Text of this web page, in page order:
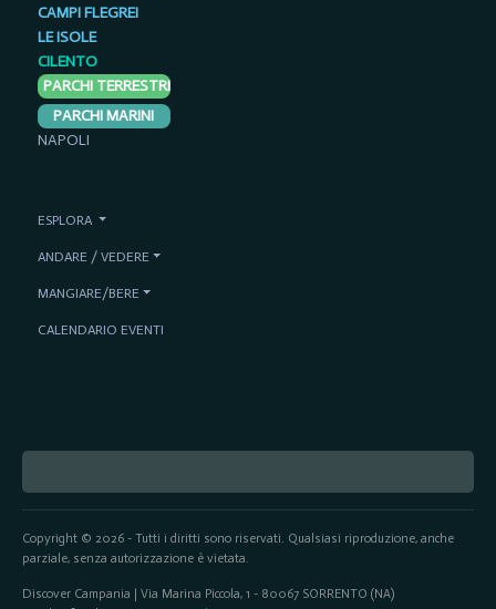
Copyright © 2026 - Tutti i diritti sono riservati. Qualsiasi riproduzione, anche
parziale, senza autorizzazione è vietata.
Discover Campania | Via Marina Piccola, 1 - 80067 SORRENTO (NA)
CAMPI FLEGREI
LE ISOLE
CILENTO
PARCHI TERRESTRI
PARCHI MARINI
NAPOLI
ESPLORA
ANDARE / VEDERE
MANGIARE/BERE
CALENDARIO EVENTI